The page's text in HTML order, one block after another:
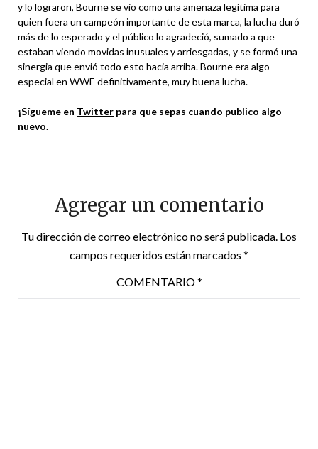
y lo lograron, Bourne se vio como una amenaza legítima para
quien fuera un campeón importante de esta marca, la lucha duró
más de lo esperado y el público lo agradeció, sumado a que
estaban viendo movidas inusuales y arriesgadas, y se formó una
sinergia que envió todo esto hacia arriba. Bourne era algo
especial en WWE definitivamente, muy buena lucha.
¡Sígueme en Twitter para que sepas cuando publico algo
nuevo.
Agregar un comentario
Tu dirección de correo electrónico no será publicada. Los
campos requeridos están marcados *
COMENTARIO*